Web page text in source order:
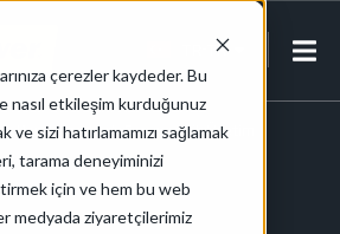
çerezler kaydeder. Bu
nasıl etkileşim kurduğunuz
ve sizi hatırlamamızı sağlamak
tarama deneyiminizi
için ve hem bu web
medyada ziyaretçilerimiz
TR-TR
Biyoteknoloji/ Farmasötik Üretim